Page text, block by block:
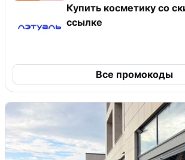
Купить косметику со
ссылке
Все промокоды